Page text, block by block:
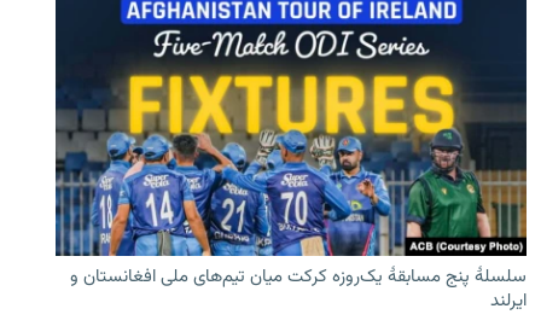
سلسلۀ پنج مسابقۀ یک‌روزه کرکت میان تیم‌های ملی افغانستان و
ایرلند